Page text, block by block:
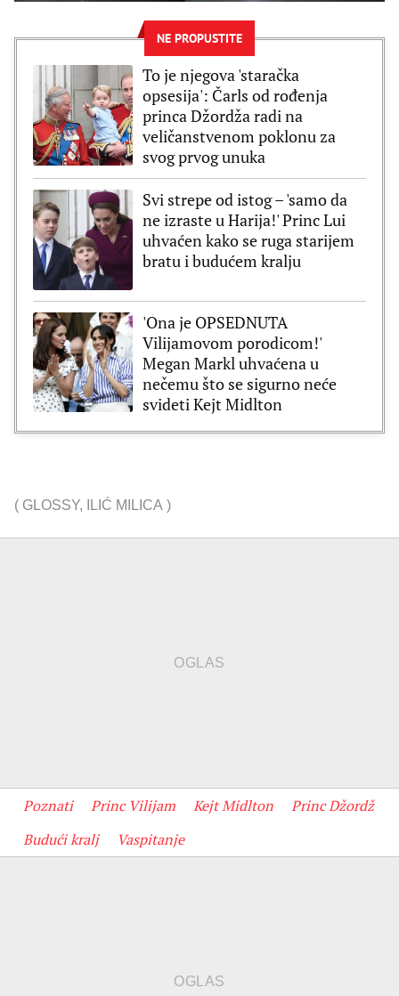
NE PROPUSTITE
To je njegova 'staračka
opsesija': Čarls od rođenja
princa Džordža radi na
veličanstvenom poklonu za
svog prvog unuka
Svi strepe od istog – 'samo da
ne izraste u Harija!' Princ Lui
uhvaćen kako se ruga starijem
bratu i budućem kralju
'Ona je OPSEDNUTA
Vilijamovom porodicom!'
Megan Markl uhvaćena u
nečemu što se sigurno neće
svideti Kejt Midlton
( GLOSSY, ILIĆ MILICA )
Poznati Princ Vilijam Kejt Midlton
Princ Džordž
Budući kralj
Vaspitanje